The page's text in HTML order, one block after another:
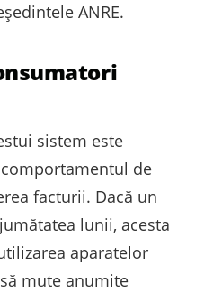
ANRE.
sistem este
de
facturii. Dacă un
lunii, acesta
aparatelor
mute anumite